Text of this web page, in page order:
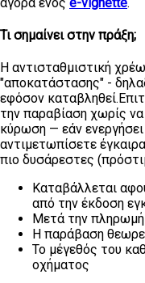
Τι σημαίνει στην πράξη;
Η αντισταθμιστική
"αποκατάστασης" -
εφόσον
την παραβίαση χωρίς να
κύρωση — εάν
αντιμετωπίσετε
πιο δυσάρεστες
Καταβάλλεται
από την έκδοση
Μετά την πληρωμή
Η παράβαση
Το μέγεθός του
οχήματος